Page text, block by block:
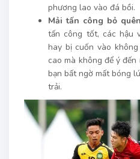
phương lao vào đá bồi.
Mải tấn công bỏ
tấn công tốt, các hậu
hay bị cuốn vào
cao mà không để ý
bạn bất ngờ mất bóng
trải.